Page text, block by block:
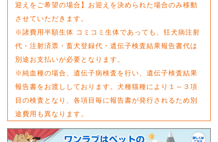
迎えをご希望の場合】お迎えを決められた場合のみ移動
させていただきます。
※諸費用半額生体 コミコミ生体であっても、狂犬病注射
代・注射済票・畜犬登録代・遺伝子検査結果報告書代は
別途お支払いが必要となります。
※純血種の場合、遺伝子病検査を行い、遺伝子検査結果
報告書をお渡ししております。犬種猫種により１～３項
目の検査となり、各項目毎に報告書が発行されるため別
途費用も異なります。